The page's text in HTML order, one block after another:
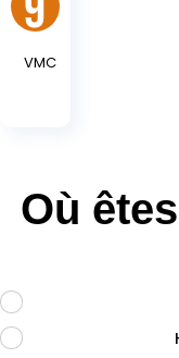
VMC
Où